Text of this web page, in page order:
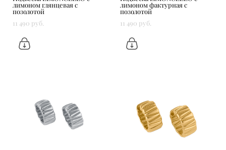
лимоном глянцевая с
позолотой
11 490 pуб.
лимоном фактурная с
позолотой
11 490 pуб.